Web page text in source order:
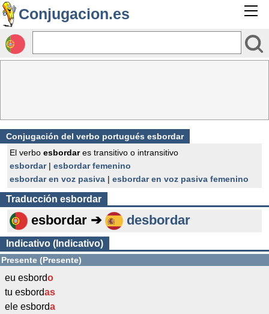
Conjugacion.es
Conjugación del verbo portugués esbordar
El verbo esbordares transitivo o intransitivo
esbordar| esbordar femenino
esbordar en voz pasiva | esbordar en voz pasiva femenino
Traducción esbordar
esbordar ➔ desbordar
Indicativo (Indicativo)
Presente (Presente)
eu esbordo
tu esbordas
ele esborda